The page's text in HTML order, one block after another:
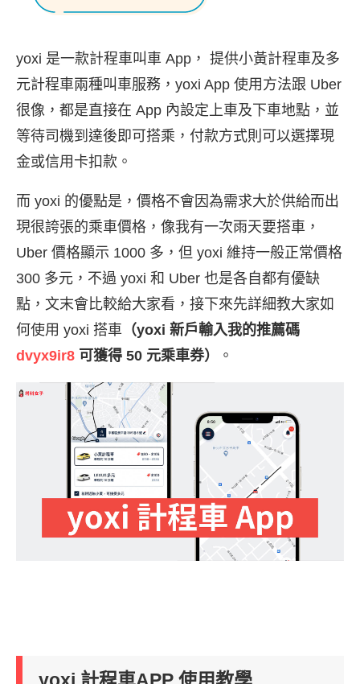
yoxi 是一款計程車叫車 App， 提供小黃計程車及多
元計程車兩種叫車服務，yoxi App 使用方法跟 Uber
很像，都是直接在 App 內設定上車及下車地點，並
等待司機到達後即可搭乘，付款方式則可以選擇現
金或信用卡扣款。
而 yoxi 的優點是，價格不會因為需求大於供給而出
現很誇張的乘車價格，像我有一次雨天要搭車，
Uber 價格顯示 1000 多，但 yoxi 維持一般正常價格
300 多元，不過 yoxi 和 Uber 也是各自都有優缺
點，文末會比較給大家看，接下來先詳細教大家如
何使用 yoxi 搭車 （yoxi 新戶輸入我的推薦碼
dvyx9ir8 可獲得 50 元乘車券） 。